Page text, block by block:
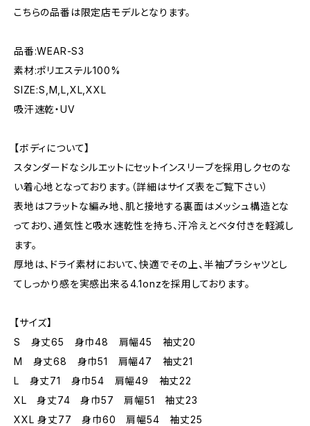
こちらの品番は限定店モデルとなります。
品番:WEAR-S3
素材:ポリエステル100%
SIZE:S,M,L,XL,XXL
吸汗速乾・UV
【ボディについて】
スタンダードなシルエットにセットインスリーブを採用しクセのな
い着心地となっております。（詳細はサイズ表をご覧下さい）
表地はフラットな編み地、肌と接地する裏面はメッシュ構造とな
っており、通気性と吸水速乾性を持ち、汗冷えとベタ付きを軽減し
ます。
厚地は、ドライ素材において、快適でその上、半袖プラシャツとし
てしっかり感を実感出来る4.1onzを採用しております。
【サイズ】
S 身丈65 身巾48 肩幅45 袖丈20
M 身丈68 身巾51 肩幅47 袖丈21
L 身丈71 身巾54 肩幅49 袖丈22
XL 身丈74 身巾57 肩幅51 袖丈23
XXL 身丈77 身巾60 肩幅54 袖丈25